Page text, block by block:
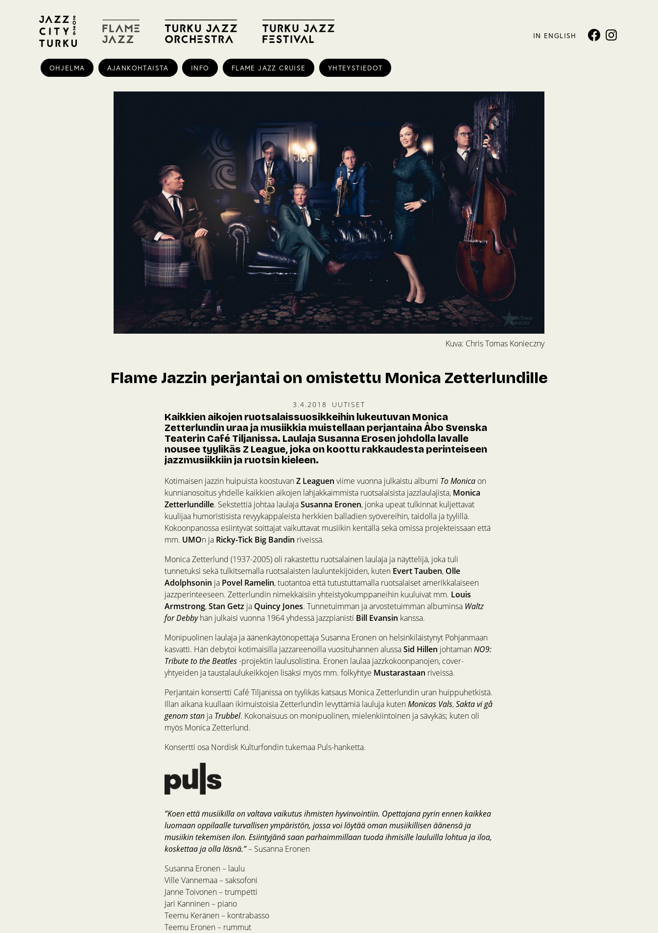
IN ENGLISH
OHJELMA AJANKOHTAISTA INFO FLAME JAZZ CRUISE YHTEYSTIEDOT
Kuva: Chris Tomas Konieczny
Flame Jazzin perjantai on omistettu Monica Zetterlundille
3.4.2018 UUTISET
Kaikkien aikojen ruotsalaissuosikkeihin lukeutuvan Monica
Zetterlundin uraa ja musiikkia muistellaan perjantaina Åbo Svenska
Teaterin Café Tiljanissa. Laulaja Susanna Erosen johdolla lavalle
nousee tyylikäs Z League, joka on koottu rakkaudesta perinteiseen
jazzmusiikkiin ja ruotsin kieleen.
Kotimaisen jazzin huipuista koostuvanZ Leaguen viime vuonna julkaistu albumi To Monica on
kunnianosoitus yhdelle kaikkien aikojen lahjakkaimmista ruotsalaisista jazzlaulajista, Monica
Zetterlundille. Sekstettiä johtaa laulajaSusanna Eronen, jonka upeat tulkinnat kuljettavat
kuulijaa humoristisista revyykappaleista herkkien balladien syövereihin, taidolla ja tyylillä.
Kokoonpanossa esiintyvät soittajat vaikuttavat musiikin kentällä sekä omissa projekteissaan että
mm. UMOn ja Ricky-Tick Big Bandin riveissä.
Monica Zetterlund (1937-2005) oli rakastettu ruotsalainen laulaja ja näyttelijä, joka tuli
tunnetuksi sekä tulkitsemalla ruotsalaisten lauluntekijöiden, kuten Evert Tauben, Olle
Adolphsonin ja Povel Ramelin, tuotantoa että tutustuttamalla ruotsalaiset amerikkalaiseen
jazzperinteeseen. Zetterlundin nimekkäisiin yhteistyökumppaneihin kuuluivat mm. Louis
Armstrong,Stan Getz ja Quincy Jones. Tunnetuimman ja arvostetuimman albuminsa Waltz
for Debbyhän julkaisi vuonna 1964 yhdessä jazzpianisti Bill Evansin kanssa.
Monipuolinen laulaja ja äänenkäytönopettaja Susanna Eronen on helsinkiläistynyt Pohjanmaan
kasvatti. Hän debytoi kotimaisilla jazzareenoilla vuosituhannen alussaSid Hillen johtaman NO9:
Tribute to the Beatles-projektin laulusolistina. Eronen laulaa jazzkokoonpanojen, cover-
yhtyeiden ja taustalaulukeikkojen lisäksi myös mm. folkyhtye Mustarastaan riveissä.
Perjantain konsertti Café Tiljanissa on tyylikäs katsaus Monica Zetterlundin uran huippuhetkistä.
Illan aikana kuullaan ikimuistoisia Zetterlundin levyttämiä lauluja kuten Monicas Vals,Sakta vi gå
genom stan ja Trubbel. Kokonaisuus on monipuolinen, mielenkiintoinen ja sävykäs; kuten oli
myös Monica Zetterlund.
Konsertti osa Nordisk Kulturfondin tukemaa Puls-hanketta.
”Koen että musiikilla on valtava vaikutus ihmisten hyvinvointiin. Opettajana pyrin ennen kaikkea
luomaan oppilaalle turvallisen ympäristön, jossa voi löytää oman musiikillisen äänensä ja
musiikin tekemisen ilon. Esiintyjänä saan parhaimmillaan tuoda ihmisille lauluilla lohtua ja iloa,
koskettaa ja olla läsnä.”– Susanna Eronen
Susanna Eronen – laulu
Ville Vannemaa – saksofoni
Janne Toivonen – trumpetti
Jari Kanninen – piano
Teemu Keränen – kontrabasso
Teemu Eronen – rummut